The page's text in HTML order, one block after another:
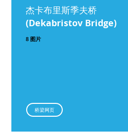
杰卡布里斯季夫桥
(Dekabristov Bridge)
8 图片
桥梁网页